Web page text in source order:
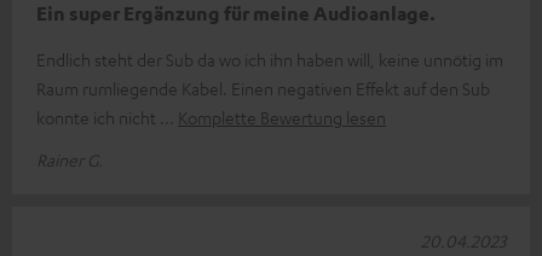
Ein super Ergänzung für meine Audioanlage.
Endlich steht der Sub da wo ich ihn haben will, keine unnötig im
Raum rumliegende Kabel. Einen negativen Effekt auf den Sub
konnte ich nicht
Komplette Bewertung lesen
Rainer G.
20.04.2023